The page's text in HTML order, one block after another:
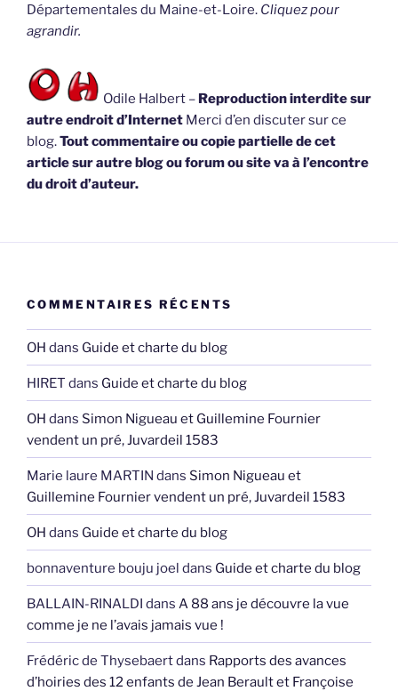
Départementales du Maine-et-Loire. Cliquez pour
agrandir.
Odile Halbert – Reproduction interdite sur
autre endroit d’Internet Merci d’en discuter sur ce
blog.Tout commentaire ou copie partielle de cet
article sur autre blog ou forum ou site va à l’encontre
du droit d’auteur.
COMMENTAIRES RÉCENTS
OH dans Guide et charte du blog
HIRET dans Guide et charte du blog
OH dans Simon Nigueau et Guillemine Fournier
vendent un pré, Juvardeil 1583
Marie laure MARTIN dans Simon Nigueau et
Guillemine Fournier vendent un pré, Juvardeil 1583
OH dans Guide et charte du blog
bonnaventure bouju joel dans Guide et charte du blog
BALLAIN-RINALDI dans A 88 ans je découvre la vue
comme je ne l’avais jamais vue !
Frédéric de Thysebaertdans Rapports des avances
d’hoiries des 12 enfants de Jean Berault et Françoise